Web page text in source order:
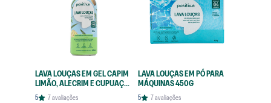
LAVA LOUÇAS EM GEL CAPIM
LIMÃO, ALECRIM E CUPUAÇU
420ML
5 7avaliações
LAVA LOUÇAS EM PÓ PARA
MÁQUINAS 450G
5 7avaliações